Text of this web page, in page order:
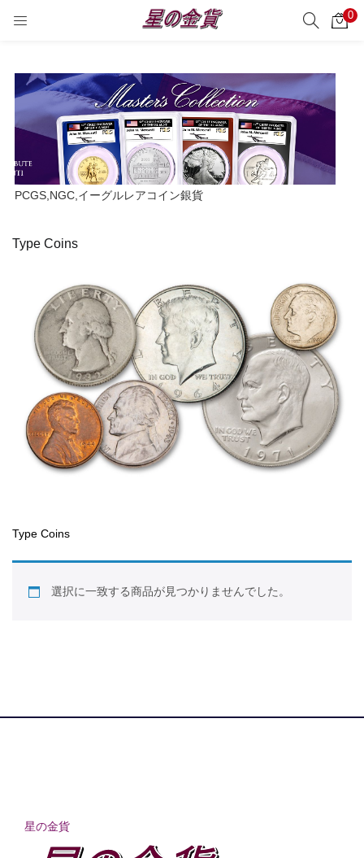
0
サーチ
PCGS,NGC,イーグルレアコイン銀貨
Type Coins
Type Coins
選択に一致する商品が見つかりませんでした。
星の金貨
Enter your username and password to login.
Remember me